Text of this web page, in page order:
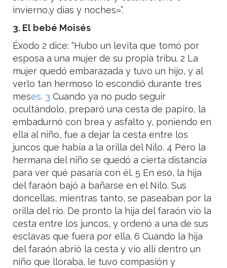
invierno,y días y noches»”.
3. El bebé Moisés
Éxodo 2 dice: “Hubo un levita que tomó por
esposa a una mujer de su propia tribu. 2 La
mujer quedó embarazada y tuvo un hijo, y al
verlo tan hermoso lo escondió durante tres
meses. 3 Cuando ya no pudo seguir
ocultándolo, preparó una cesta de papiro, la
embadurnó con brea y asfalto y, poniendo en
ella al niño, fue a dejar la cesta entre los
juncos que había a la orilla del Nilo. 4 Pero la
hermana del niño se quedó a cierta distancia
para ver qué pasaría con él. 5 En eso, la hija
del faraón bajó a bañarse en el Nilo. Sus
doncellas, mientras tanto, se paseaban por la
orilla del río. De pronto la hija del faraón vio la
cesta entre los juncos, y ordenó a una de sus
esclavas que fuera por ella. 6 Cuando la hija
del faraón abrió la cesta y vio allí dentro un
niño que lloraba, le tuvo compasión y